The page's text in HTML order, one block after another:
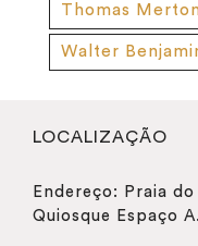
Thomas
Walter
LOCALIZAÇÃO
Endereço: Praia
Quiosque Espaço A.